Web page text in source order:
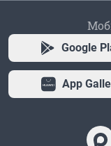
Google
App